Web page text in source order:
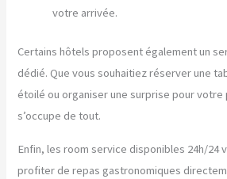
votre arrivée.
Certains hôtels proposent également un
dédié. Que vous souhaitiez réserver une
étoilé ou organiser une surprise pour
s’occupe de tout.
Enfin, les room service disponibles 24h/24
profiter de repas gastronomiques